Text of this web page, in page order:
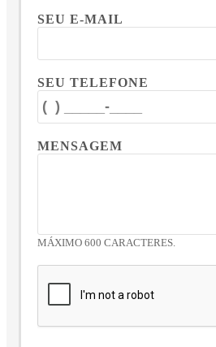
SEU E-MAIL
SEU TELEFONE
MENSAGEM
MÁXIMO 600 CARACTERES.